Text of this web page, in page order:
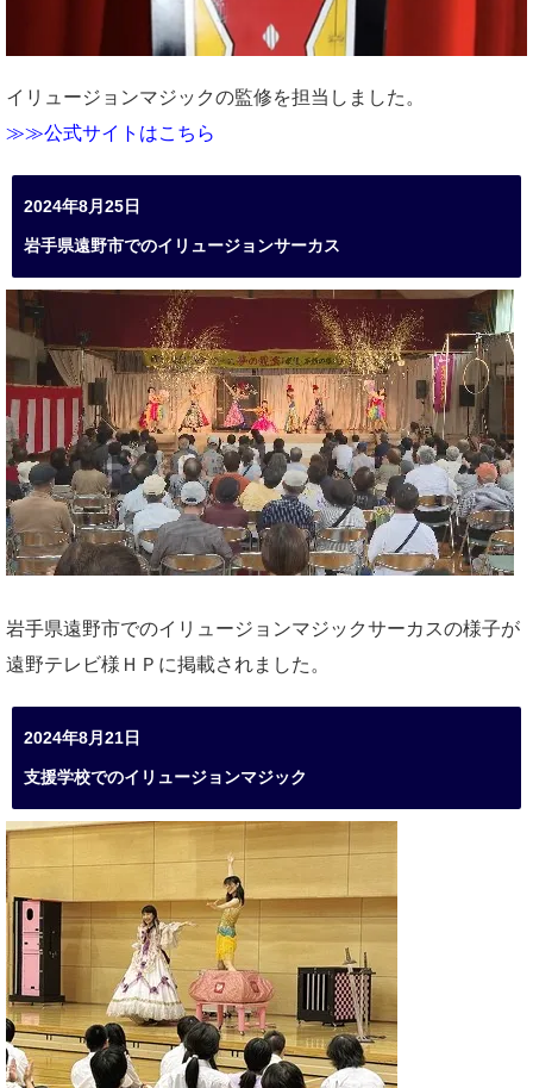
イリュージョンマジックの監修を担当しました。
≫≫公式サイトはこちら
2024年8月25日
岩手県遠野市でのイリュージョンサーカス
岩手県遠野市でのイリュージョンマジックサーカスの様子が
遠野テレビ様ＨＰに掲載されました。
2024年8月21日
支援学校でのイリュージョンマジック